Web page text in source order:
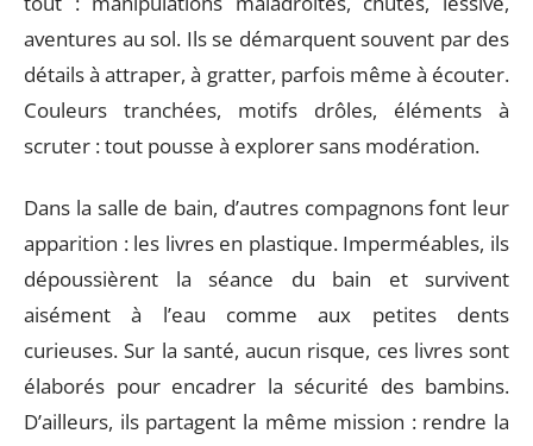
aventures au sol. Ils se démarquent souvent par des
détails à attraper, à gratter, parfois même à écouter.
Couleurs tranchées, motifs drôles, éléments à
scruter : tout pousse à explorer sans modération.
Dans la salle de bain, d’autres compagnons font leur
apparition : les livres en plastique. Imperméables, ils
dépoussièrent la séance du bain et survivent
aisément à l’eau comme aux petites dents
curieuses. Sur la santé, aucun risque, ces livres sont
élaborés pour encadrer la sécurité des bambins.
D’ailleurs, ils partagent la même mission : rendre la